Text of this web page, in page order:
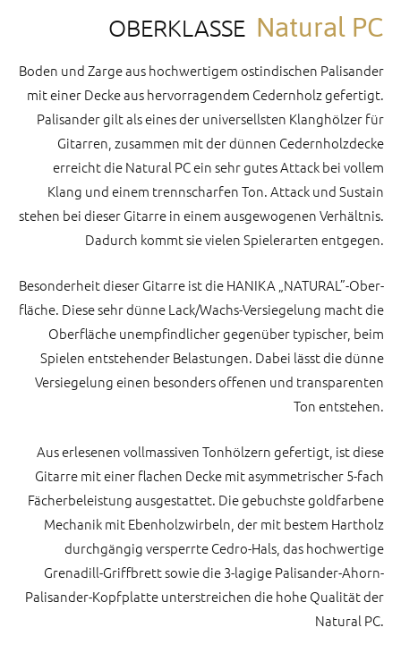
OBERKLASSE Natural PC
Boden und Zarge aus hoch­wertigem ostindischen Palisander
mit einer Decke aus hervor­ragendem Cedern­holz gefertigt.
Palisander gilt als eines der universellsten Klang­hölzer für
Gitarren, zusammen mit der dünnen Cedern­holzdecke
erreicht die Natural PC ein sehr gutes Attack bei vollem
Klang und einem trenn­scharfen Ton. Attack und Sustain
stehen bei dieser Gitarre in einem ausge­wogenen Verhältnis.
Dadurch kommt sie vielen Spielerarten entgegen.
Besonderheit dieser Gitarre ist die HANIKA „NATURAL”-Ober­
fläche. Diese sehr dünne Lack/Wachs-Versiegelung macht die
Ober­fläche unempfind­licher gegenüber typischer, beim
Spielen entstehender Belastungen. Dabei lässt die dünne
Versiegelung einen besonders offenen und transparenten
Ton entstehen.
Aus erlesenen voll­massiven Ton­hölzern gefertigt, ist diese
Gitarre mit einer flachen Decke mit asymmetrischer 5-fach
Fächer­beleistung ausge­stattet. Die gebuchste gold­farbene
Mechanik mit Ebenholz­wirbeln, der mit bestem Hartholz
durch­gängig versperrte Cedro-Hals, das hoch­wertige
Grenadill-Griffbrett sowie die 3-lagige Palisander-Ahorn-
Palisander-Kopfplatte unter­streichen die hohe Qualität der
Natural PC.